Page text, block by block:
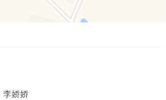
李娇娇